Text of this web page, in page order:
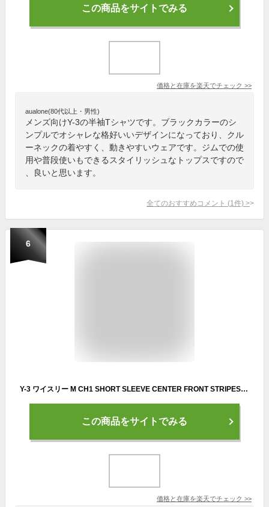
この商品をサイトでみる
価格と在庫を楽天でチェック >>
aualone(80代以上・男性)
メンズ向けY-3の半袖Tシャツです。ブラックカラーのシ
ンプルでオシャレな格好いいデザインになっており、クル
ーネックの着やすく、動きやすいウェアです。ジムでの使
用や普段使いもできるスタイリッシュなトップスですので
、良いと思います。
全てのおすすめコメント (1 件) >
6
Y-3 ワイスリー M CH1 SHORT SLEEVE CENTER FRONT STRIPES TEE Tシャツ クルーネック 半袖 ロゴ コットン100％ スポーティ メンズ HG6095
この商品をサイトでみる
価格と在庫を楽天でチェック >>